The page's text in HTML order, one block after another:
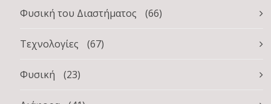
Φυσική του Διαστήματος (66)
Τεχνολογίες (67)
Φυσική (23)